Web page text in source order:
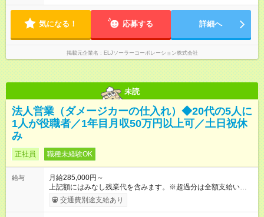
なる部分があります。 雇用形態：中途採用（契約社員） 給与：
月給 300,000円 ～ 300,000円 上記額にはみなし残業代を含みま
す。※超過分は全額支給いたします。 みなし残業代 45,000円／
月 みなし残業時間 23.06時間／月
5時間以下です。分業制にすることで、業務負担が偏らないよう
気になる！ 応募する 詳細へ
掲載元企業名 ELJソーラーコーポレーション株式会社
未読
法人営業（ダメージカーの仕入れ）◆20代の5人に
1人が役職者／1年目月収50万円以上可／土日祝休
み
正社員 職種未経験OK
給与
月給285,000円～
上記額にはみなし残業代を含みます。※超過分は全額支給いたし
ます。 みなし残業代 67,000円／月 みなし残業時間 40時間／月
上記額にはみなし残業代を含みます。※超過分は全額支給いたし
交通費別途支給あり